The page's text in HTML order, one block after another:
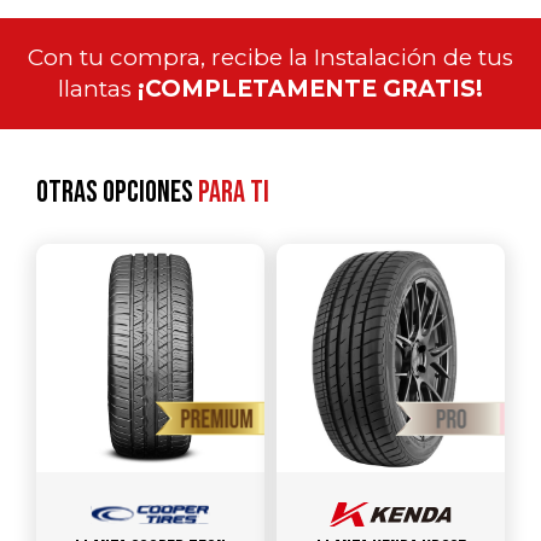
Con tu compra, recibe la Instalación de tus
llantas ¡COMPLETAMENTE GRATIS!
Otras opcionespara ti